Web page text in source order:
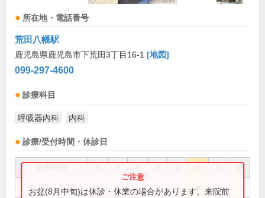
所在地・電話番号
荒田八幡駅
鹿児島県鹿児島市下荒田3丁目16-1 [地図]
099-297-4600
診療科目
呼吸器内科 内科
診療/受付時間・休診日
祝
8:30～12:30 ● ● ● ●
お盆(8月中旬)は休診・休業の場合があります。来院前